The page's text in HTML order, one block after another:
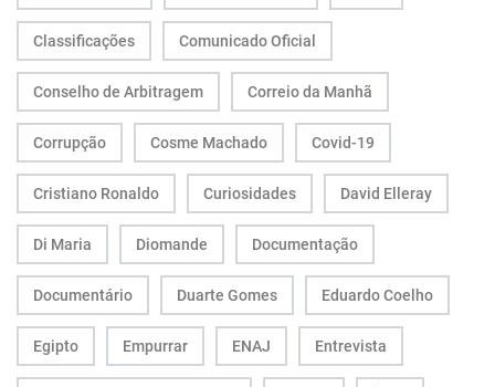
Classificações Comunicado Oficial
Conselho de Arbitragem Correio da Manhã
Corrupção Cosme Machado Covid-19
Cristiano Ronaldo Curiosidades David Elleray
Di Maria Diomande Documentação
Documentário Duarte Gomes Eduardo Coelho
Egipto Empurrar ENAJ Entrevista